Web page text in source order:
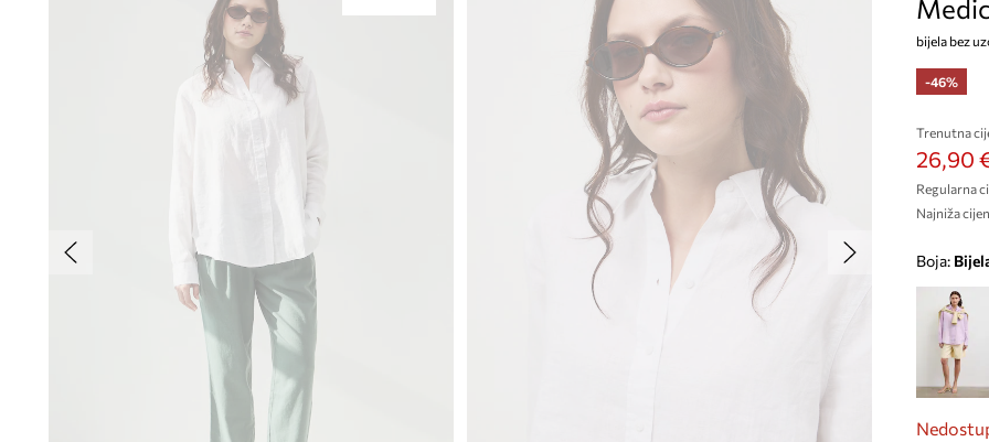
bijela bez
-46%
Trenutna
26,90
Regularna
Najniža
Boja: